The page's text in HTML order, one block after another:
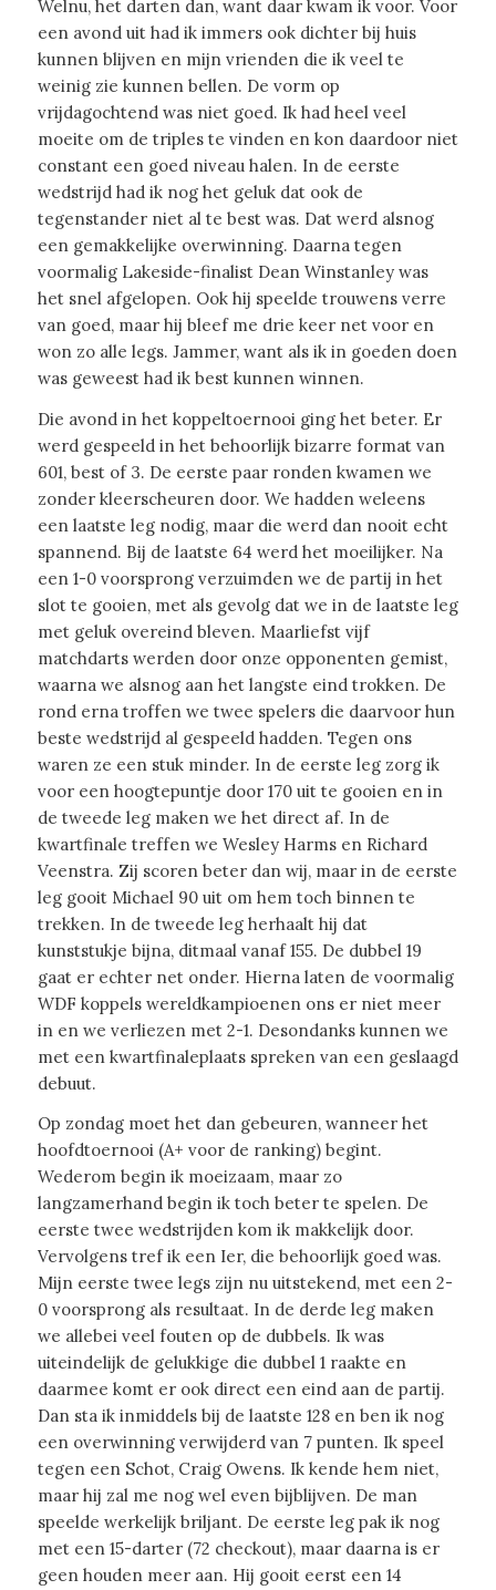
Welnu, het darten dan, want daar kwam ik voor. Voor
een avond uit had ik immers ook dichter bij huis
kunnen blijven en mijn vrienden die ik veel te
weinig zie kunnen bellen. De vorm op
vrijdagochtend was niet goed. Ik had heel veel
moeite om de triples te vinden en kon daardoor niet
constant een goed niveau halen. In de eerste
wedstrijd had ik nog het geluk dat ook de
tegenstander niet al te best was. Dat werd alsnog
een gemakkelijke overwinning. Daarna tegen
voormalig Lakeside-finalist Dean Winstanley was
het snel afgelopen. Ook hij speelde trouwens verre
van goed, maar hij bleef me drie keer net voor en
won zo alle legs. Jammer, want als ik in goeden doen
was geweest had ik best kunnen winnen.
Die avond in het koppeltoernooi ging het beter. Er
werd gespeeld in het behoorlijk bizarre format van
601, best of 3. De eerste paar ronden kwamen we
zonder kleerscheuren door. We hadden weleens
een laatste leg nodig, maar die werd dan nooit echt
spannend. Bij de laatste 64 werd het moeilijker. Na
een 1-0 voorsprong verzuimden we de partij in het
slot te gooien, met als gevolg dat we in de laatste leg
met geluk overeind bleven. Maarliefst vijf
matchdarts werden door onze opponenten gemist,
waarna we alsnog aan het langste eind trokken. De
rond erna troffen we twee spelers die daarvoor hun
beste wedstrijd al gespeeld hadden. Tegen ons
waren ze een stuk minder. In de eerste leg zorg ik
voor een hoogtepuntje door 170 uit te gooien en in
de tweede leg maken we het direct af. In de
kwartfinale treffen we Wesley Harms en Richard
Veenstra. Zij scoren beter dan wij, maar in de eerste
leg gooit Michael 90 uit om hem toch binnen te
trekken. In de tweede leg herhaalt hij dat
kunststukje bijna, ditmaal vanaf 155. De dubbel 19
gaat er echter net onder. Hierna laten de voormalig
WDF koppels wereldkampioenen ons er niet meer
in en we verliezen met 2-1. Desondanks kunnen we
met een kwartfinaleplaats spreken van een geslaagd
debuut.
Op zondag moet het dan gebeuren, wanneer het
hoofdtoernooi (A+ voor de ranking) begint.
Wederom begin ik moeizaam, maar zo
langzamerhand begin ik toch beter te spelen. De
eerste twee wedstrijden kom ik makkelijk door.
Vervolgens tref ik een Ier, die behoorlijk goed was.
Mijn eerste twee legs zijn nu uitstekend, met een 2-
0 voorsprong als resultaat. In de derde leg maken
we allebei veel fouten op de dubbels. Ik was
uiteindelijk de gelukkige die dubbel 1 raakte en
daarmee komt er ook direct een eind aan de partij.
Dan sta ik inmiddels bij de laatste 128 en ben ik nog
een overwinning verwijderd van 7 punten. Ik speel
tegen een Schot, Craig Owens. Ik kende hem niet,
maar hij zal me nog wel even bijblijven. De man
speelde werkelijk briljant. De eerste leg pak ik nog
met een 15-darter (72 checkout), maar daarna is er
geen houden meer aan. Hij gooit eerst een 14